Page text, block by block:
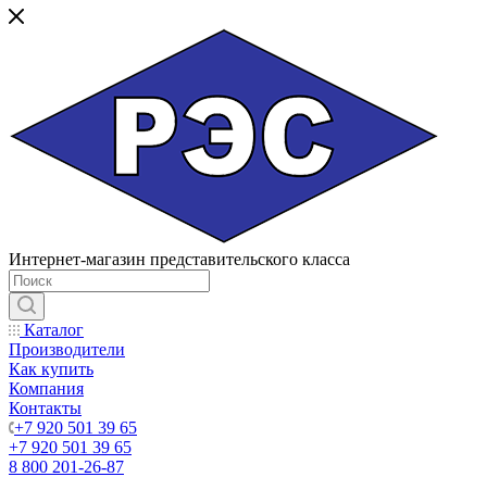
Интернет-магазин представительского класса
Каталог
Производители
Как купить
Компания
Контакты
+7 920 501 39 65
+7 920 501 39 65
8 800 201-26-87